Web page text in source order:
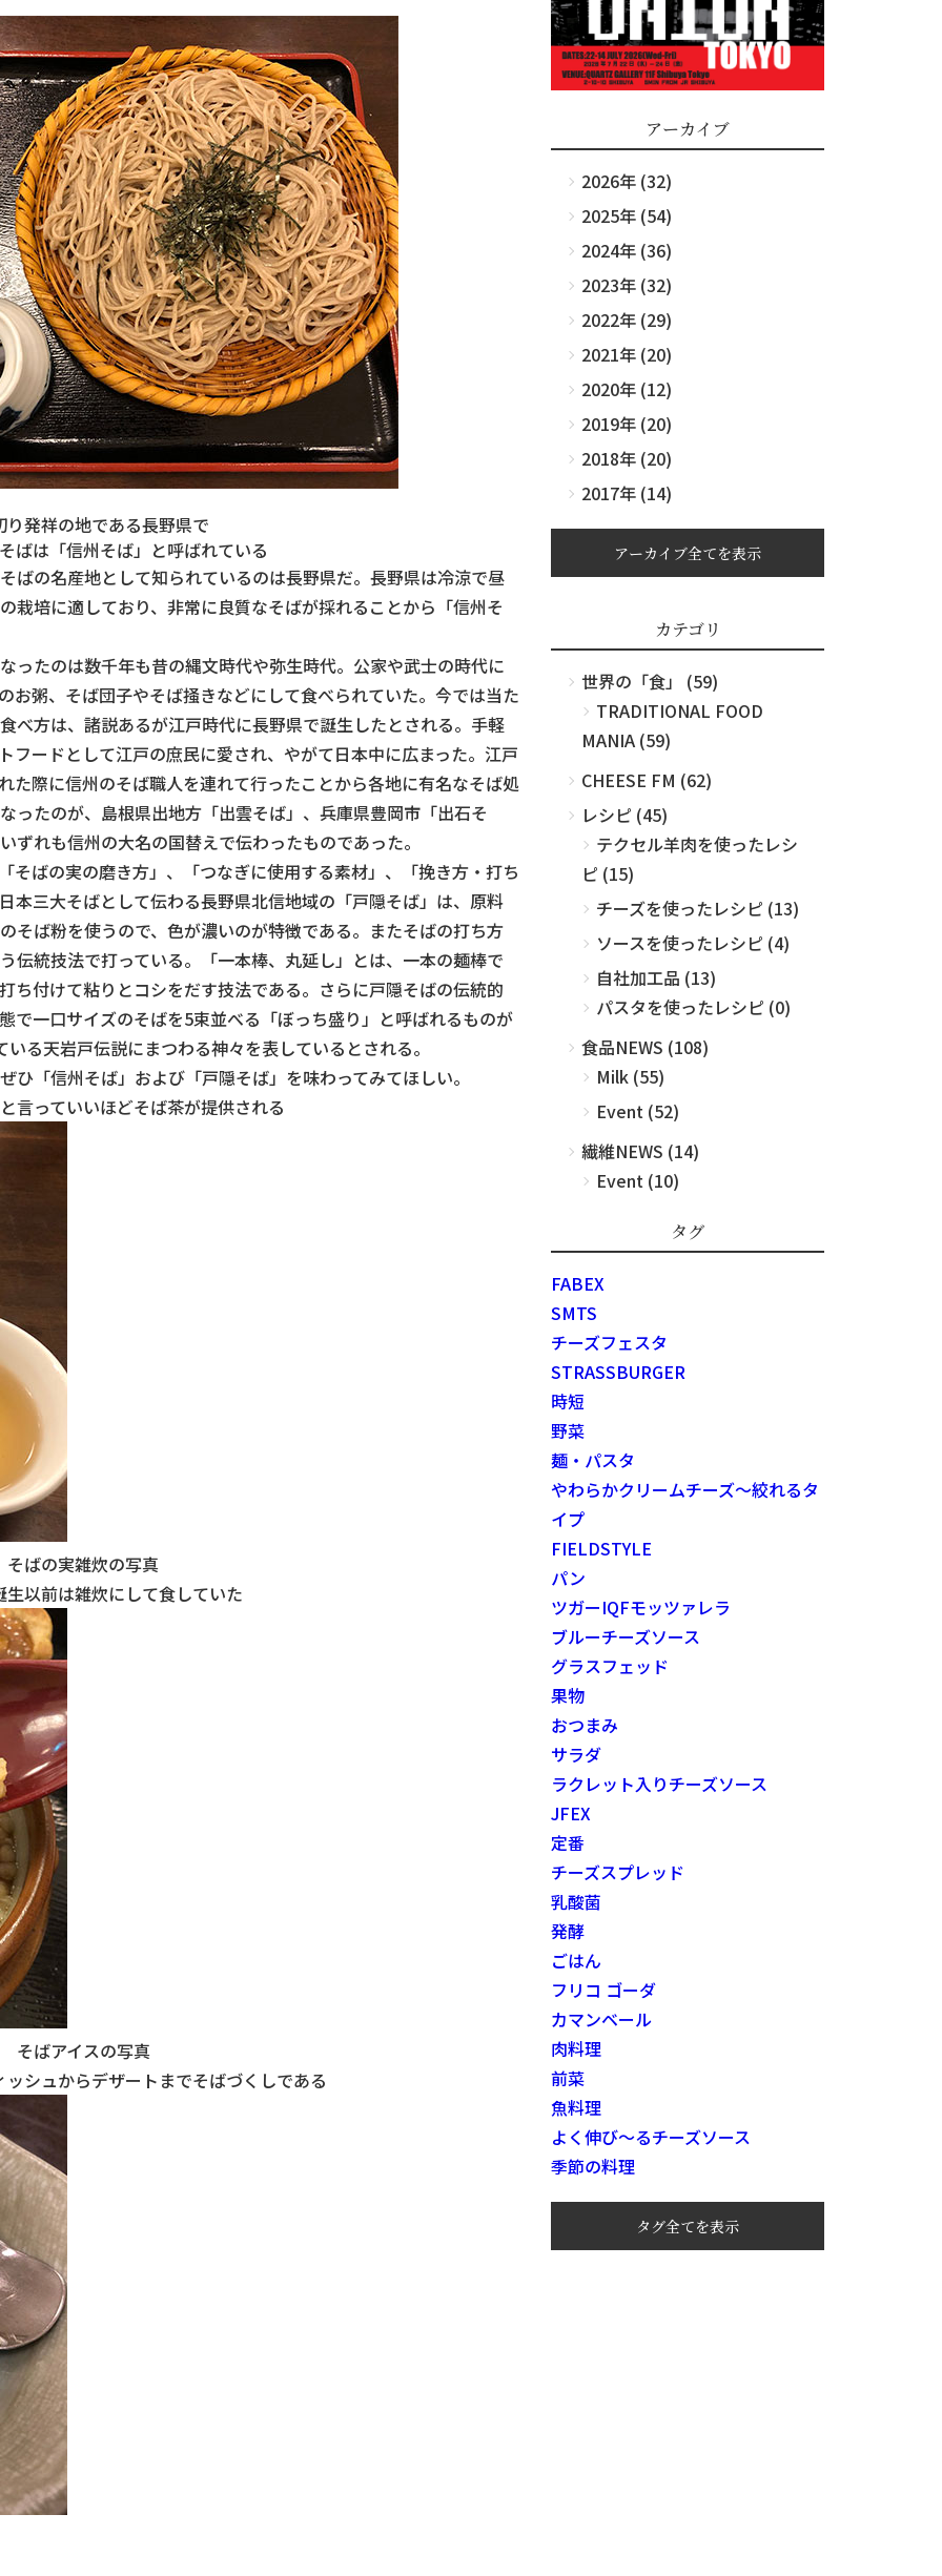
り発祥の地である長野県で
ばは「信州そば」と呼ばれている
ばの名産地として知られているのは長野県だ。長野県は冷涼で昼
栽培に適しており、非常に良質なそばが採れることから「信州そ
ったのは数千年も昔の縄文時代や弥生時代。公家や武士の時代に
お粥、そば団子やそば掻きなどにして食べられていた。今では当た
べ方は、諸説あるが江戸時代に長野県で誕生したとされる。手軽
フードとして江戸の庶民に愛され、やがて日本中に広まった。江戸
た際に信州のそば職人を連れて行ったことから各地に有名なそば処
ったのが、島根県出地方「出雲そば」、兵庫県豊岡市「出石そ
れも信州の大名の国替えで伝わったものであった。
そばの実の磨き方」、「つなぎに使用する素材」、「挽き方・打ち
本三大そばとして伝わる長野県北信地域の「戸隠そば」は、原料
そば粉を使うので、色が濃いのが特徴である。またそばの打ち方
伝統技法で打っている。「一本棒、丸延し」とは、一本の麺棒で
ち付けて粘りとコシをだす技法である。さらに戸隠そばの伝統的
で一口サイズのそばを5束並べる「ぼっち盛り」と呼ばれるものが
る天岩戸伝説にまつわる神々を表しているとされる。
「信州そば」および「戸隠そば」を味わってみてほしい。
言っていいほどそば茶が提供される
そばの実雑炊の写真
生以前は雑炊にして食していた
そばアイスの写真
シュからデザートまでそばづくしである
アーカイブ
2026年 (32)
2025年 (54)
2024年 (36)
2023年 (32)
2022年 (29)
2021年 (20)
2020年 (12)
2019年 (20)
2018年 (20)
2017年 (14)
アーカイブ全てを表示
カテゴリ
世界の「食」 (59)
TRADITIONAL FOOD
MANIA (59)
CHEESE FM (62)
レシピ (45)
テクセル羊肉を使ったレシ
ピ (15)
チーズを使ったレシピ (13)
ソースを使ったレシピ (4)
自社加工品 (13)
パスタを使ったレシピ (0)
食品NEWS (108)
Milk (55)
Event (52)
繊維NEWS (14)
Event (10)
タグ
FABEX
SMTS
チーズフェスタ
STRASSBURGER
時短
野菜
麺・パスタ
やわらかクリームチーズ～絞れるタ
イプ
FIELDSTYLE
パン
ツガーIQFモッツァレラ
ブルーチーズソース
グラスフェッド
果物
おつまみ
サラダ
ラクレット入りチーズソース
JFEX
定番
チーズスプレッド
乳酸菌
発酵
ごはん
フリコ ゴーダ
カマンベール
肉料理
前菜
魚料理
よく伸び～るチーズソース
季節の料理
タグ全てを表示